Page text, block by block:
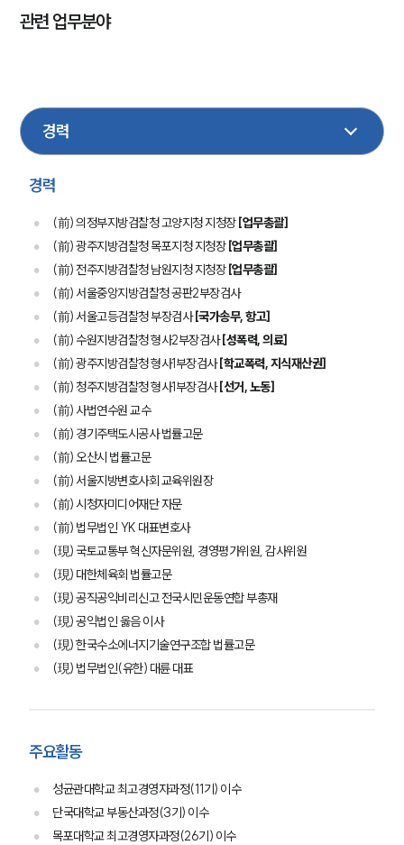
관련 업무분야
성범죄
경력
(前) 의정부지방검찰청 고양지청 지청장[업무총괄]
(前) 광주지방검찰청 목포지청 지청장[업무총괄]
(前) 전주지방검찰청 남원지청 지청장[업무총괄]
(前) 서울중앙지방검찰청 공판2부장검사
(前) 서울고등검찰청 부장검사[국가송무, 항고]
(前) 수원지방검찰청 형사2부장검사[성폭력, 의료]
(前) 광주지방검찰청 형사1부장검사[학교폭력, 지식재산권]
(前) 청주지방검찰청 형사1부장검사[선거, 노동]
(前) 사법연수원 교수
(前) 경기주택도시공사 법률고문
(前) 오산시 법률고문
(前) 서울지방변호사회 교육위원장
(前) 시청자미디어재단 자문
(前) 법무법인 YK 대표변호사
(現) 국토교통부 혁신자문위원, 경영평가위원, 감사위원
(現) 대한체육회 법률고문
(現) 공직공익비리신고 전국시민운동연합 부총재
(現) 공익법인 옳음 이사
(現) 한국수소에너지기술연구조합 법률고문
(現) 법무법인(유한) 대륜 대표
주요활동
성균관대학교 최고경영자과정(11기) 이수
단국대학교 부동산과정(3기) 이수
목포대학교 최고경영자과정(26기) 이수